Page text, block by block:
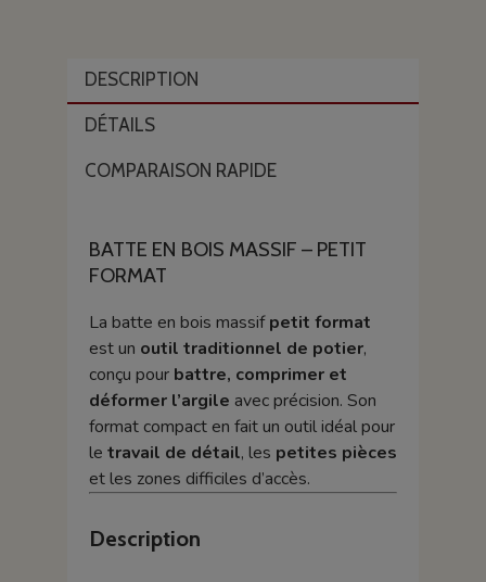
DESCRIPTION
DÉTAILS
COMPARAISON RAPIDE
BATTE EN BOIS MASSIF – PETIT
FORMAT
La batte en bois massifpetit format
est un outil traditionnel de potier,
conçu pour battre, comprimer et
déformer l’argile avec précision. Son
format compact en fait un outil idéal pour
le travail de détail, les petites pièces
et les zones difficiles d’accès.
Description